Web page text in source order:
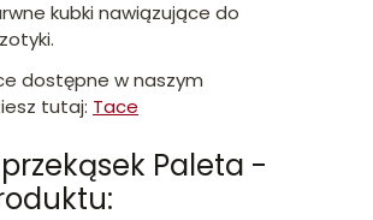
kubki nawiązujące do
dostępne w naszym
tutaj: Tace
Paleta -